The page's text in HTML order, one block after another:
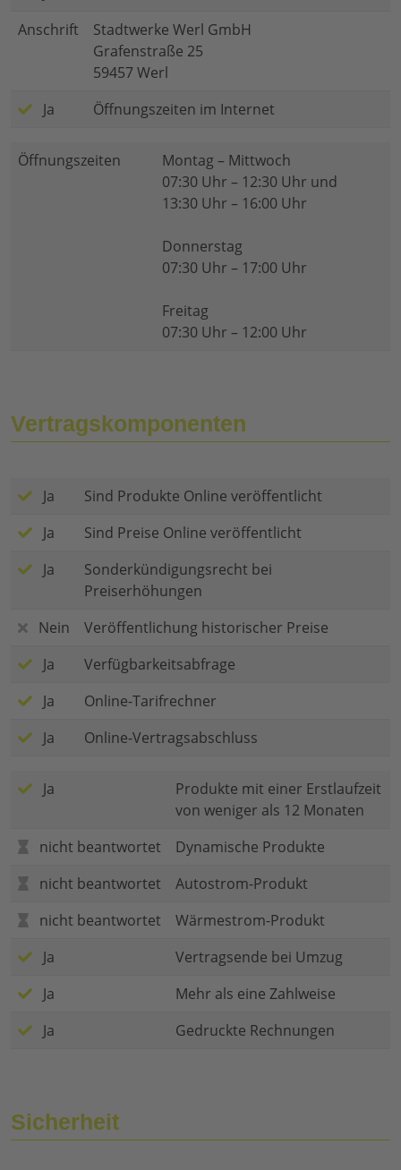
Anschrift
Stadtwerke Werl GmbH
Grafenstraße 25
59457 Werl
Ja
Öffnungszeiten im Internet
Öffnungszeiten
Montag – Mittwoch
07:30 Uhr – 12:30 Uhr und
13:30 Uhr – 16:00 Uhr
Donnerstag
07:30 Uhr – 17:00 Uhr
Freitag
07:30 Uhr – 12:00 Uhr
Vertragskomponenten
Ja
Sind Produkte Online veröffentlicht
Ja
Sind Preise Online veröffentlicht
Ja
Sonderkündigungsrecht bei
Preiserhöhungen
Nein
Veröffentlichung historischer Preise
Ja
Verfügbarkeitsabfrage
Ja
Online-Tarifrechner
Ja
Online-Vertragsabschluss
Ja
Produkte mit einer Erstlaufzeit
von weniger als 12 Monaten
nicht beantwortet
Dynamische Produkte
nicht beantwortet
Autostrom-Produkt
nicht beantwortet
Wärmestrom-Produkt
Ja
Vertragsende bei Umzug
Ja
Mehr als eine Zahlweise
Ja
Gedruckte Rechnungen
Sicherheit